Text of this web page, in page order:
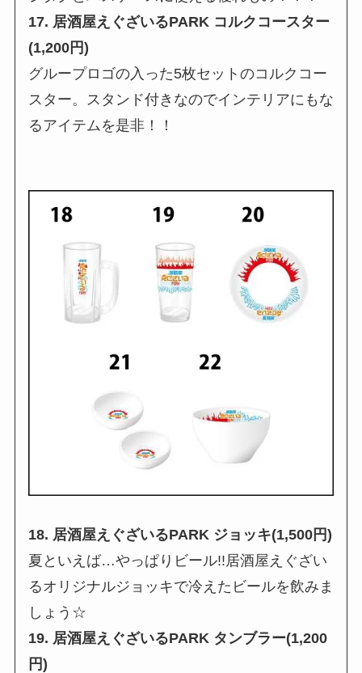
17. 居酒屋えぐざいるPARK コルクコースター
(1,200円)
グループロゴの入った5枚セットのコルクコー
スター。スタンド付きなのでインテリアにもな
るアイテムを是非！！
18. 居酒屋えぐざいるPARK ジョッキ(1,500円)
夏といえば…やっぱりビール!!居酒屋えぐざい
るオリジナルジョッキで冷えたビールを飲みま
しょう☆
19. 居酒屋えぐざいるPARK タンブラー(1,200
円)